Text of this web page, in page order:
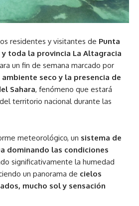
residentes y visitantes de Punta
y toda la provincia La Altagracia
un fin de semana marcado por
seco y la presencia de
Sahara, fenómeno que estará
territorio nacional durante las
meteorológico, un sistema de
dominando las condiciones
significativamente la humedad
un panorama de cielos
mucho sol y sensación